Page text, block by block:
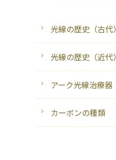
光線の歴史（古代）
光線の歴史（近代）
アーク光線治療器
カーボンの種類